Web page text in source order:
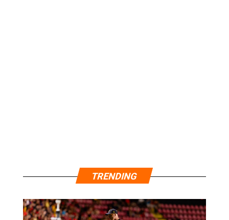
TRENDING